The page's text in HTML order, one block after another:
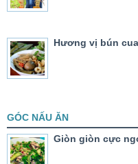
Hương vị bún
GÓC NẤU ĂN
Giòn giòn cực